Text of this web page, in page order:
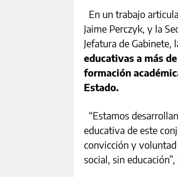
En un trabajo
Jaime Perczyk, y la
Jefatura de Gabinete,
educativas a más
formación
Estado.
“Estamos
educativa de este
convicción y
social, sin